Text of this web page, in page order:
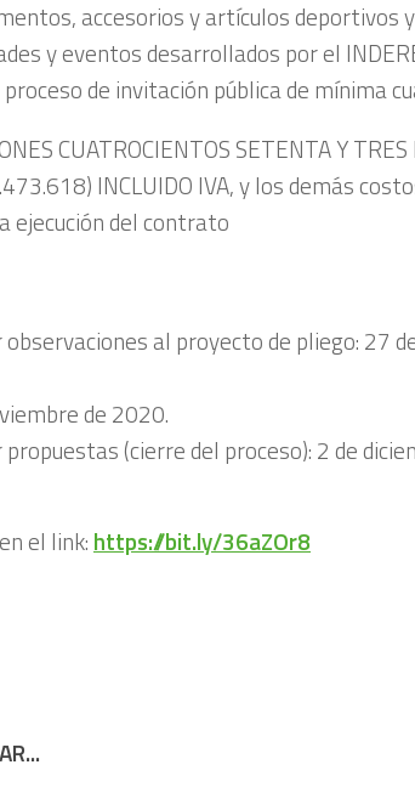
accesorios y artículos deportivos
y eventos desarrollados por el
de invitación pública de mínima
CUATROCIENTOS SETENTA Y
INCLUIDO IVA, y los demás
ejecución del contrato
al proyecto de pliego: 27
de 2020.
(cierre del proceso): 2 de
el link: https://bit.ly/36aZOr8